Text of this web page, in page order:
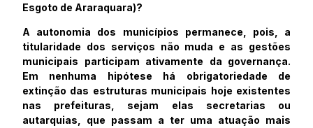
Esgoto de Araraquara)?
A autonomia dos municípios permanece, pois, a
titularidade dos serviços não muda e as gestões
municipais participam ativamente da governança.
Em nenhuma hipótese há obrigatoriedade de
extinção das estruturas municipais hoje existentes
nas prefeituras, sejam elas secretarias ou
autarquias, que passam a ter uma atuação mais